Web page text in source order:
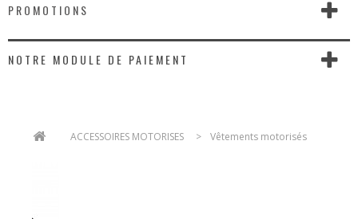
PROMOTIONS
NOTRE MODULE DE PAIEMENT
ACCESSOIRES MOTORISES > Vêtements motorisés